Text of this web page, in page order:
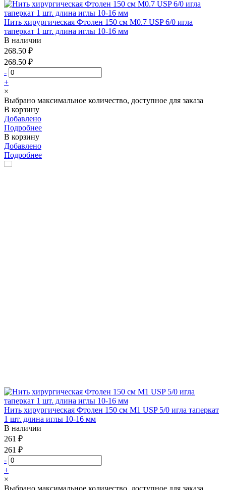
Нить хирургическая Фтолен 150 см М0.7 USP 6/0 игла
таперкат 1 шт. длина иглы 10-16 мм
В наличии
268.50 ₽
268.50 ₽
-
+
×
Выбрано максимальное количество, доступное для заказа
В корзину
Добавлено
Подробнее
В корзину
Добавлено
Подробнее
Нить хирургическая Фтолен 150 см М1 USP 5/0 игла таперкат
1 шт. длина иглы 10-16 мм
В наличии
261 ₽
261 ₽
-
+
×
Выбрано максимальное количество, доступное для заказа